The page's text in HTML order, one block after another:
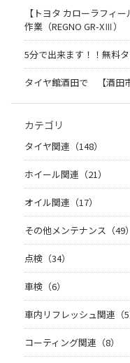
【トヨタ カローラフィ
作業（REGNO GR-XⅢ）
5分で出来ます！！無料
タイヤ館酒田で 【酒田
カテゴリ
タイヤ関連（148）
ホイール関連（21）
オイル関連（17）
その他メンテナンス（49）
点検（34）
車検（6）
車内リフレッシュ関連（5
コーティング関連（8）